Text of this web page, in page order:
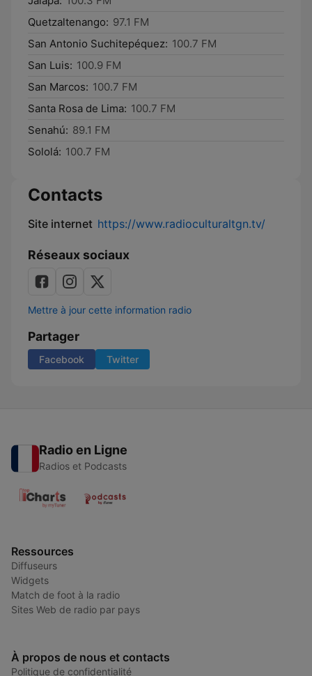
Quetzaltenango: 97.1 FM
San Antonio Suchitepéquez: 100.7 FM
San Luis: 100.9 FM
San Marcos: 100.7 FM
Santa Rosa de Lima: 100.7 FM
Senahú: 89.1 FM
Sololá: 100.7 FM
Contacts
Site internet https://www.radioculturaltgn.tv/
Réseaux sociaux
Mettre à jour cette information radio
Partager
Facebook Twitter
Radio en Ligne
Radios et Podcasts
Ressources
Diffuseurs
Widgets
Match de foot à la radio
Sites Web de radio par pays
À propos de nous et contacts
Politique de confidentialité